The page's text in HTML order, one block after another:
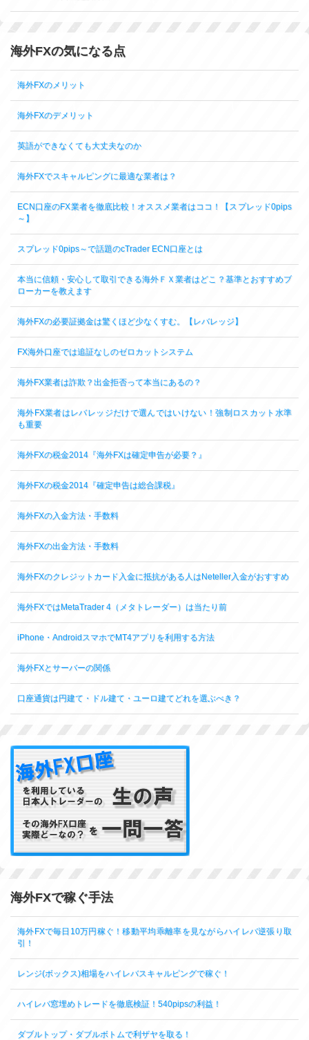
海外FXの気になる点
海外FXのメリット
海外FXのデメリット
英語ができなくても大丈夫なのか
海外FXでスキャルピングに最適な業者は？
ECN口座のFX業者を徹底比較！オススメ業者はココ！【スプレッド0pips
～】
スプレッド0pips～で話題のcTrader ECN口座とは
本当に信頼・安心して取引できる海外ＦＸ業者はどこ？基準とおすすめブ
ローカーを教えます
海外FXの必要証拠金は驚くほど少なくすむ。【レバレッジ】
FX海外口座では追証なしのゼロカットシステム
海外FX業者は詐欺？出金拒否って本当にあるの？
海外FX業者はレバレッジだけで選んではいけない！強制ロスカット水準
も重要
海外FXの税金2014『海外FXは確定申告が必要？』
海外FXの税金2014『確定申告は総合課税』
海外FXの入金方法・手数料
海外FXの出金方法・手数料
海外FXのクレジットカード入金に抵抗がある人はNeteller入金がおすすめ
海外FXではMetaTrader 4（メタトレーダー）は当たり前
iPhone・AndroidスマホでMT4アプリを利用する方法
海外FXとサーバーの関係
口座通貨は円建て・ドル建て・ユーロ建てどれを選ぶべき？
海外FXで稼ぐ手法
海外FXで毎日10万円稼ぐ！移動平均乖離率を見ながらハイレバ逆張り取
引！
レンジ(ボックス)相場をハイレバスキャルピングで稼ぐ！
ハイレバ窓埋めトレードを徹底検証！540pipsの利益！
ダブルトップ・ダブルボトムで利ザヤを取る！